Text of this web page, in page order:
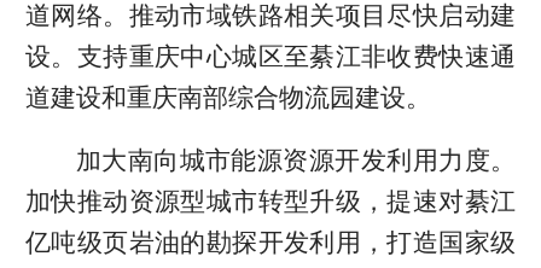
道网络。推动市域铁路相关项目尽快启动建
设。支持重庆中心城区至綦江非收费快速通
道建设和重庆南部综合物流园建设。
加大南向城市能源资源开发利用力度。
加快推动资源型城市转型升级，提速对綦江
亿吨级页岩油的勘探开发利用，打造国家级